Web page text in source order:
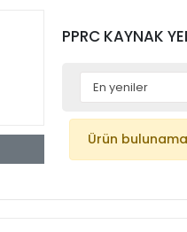
PPRC KAYNAK
Ürün